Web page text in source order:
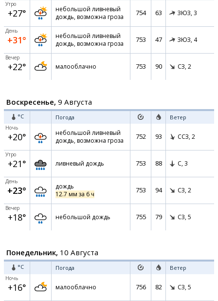
Утро
+27°
небольшой ливневый
дождь, возможна гроза
754 63 ЗЮЗ, 3
День
+31°
небольшой ливневый
дождь, возможна гроза
753 47 ЗЮЗ, 4
Вечер
+22° малооблачно 753 90 СЗ, 2
Воскресенье, 9 Августа
°C Погода Ветер
Ночь
+20°
небольшой ливневый
дождь, возможна гроза
752 93 ССЗ, 2
Утро
+21° ливневый дождь 753 88 С, 3
День
+23°
дождь
12.7 мм за 6 ч
753 94 СЗ, 2
Вечер
+18° небольшой дождь 755 79 СЗ, 5
Понедельник, 10 Августа
°C Погода Ветер
Ночь
+16° малооблачно 756 82 СЗ, 5